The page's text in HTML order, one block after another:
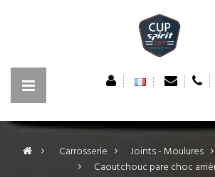
> Carrosserie > Joints - Moulures >
>
Caoutchouc pare choc